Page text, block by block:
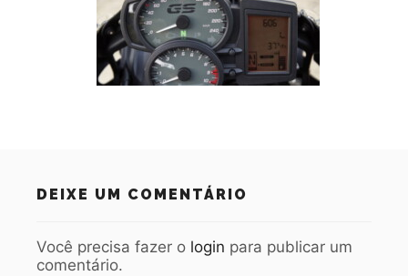
DEIXE UM COMENTÁRIO
Você precisa fazer o login para publicar um
comentário.